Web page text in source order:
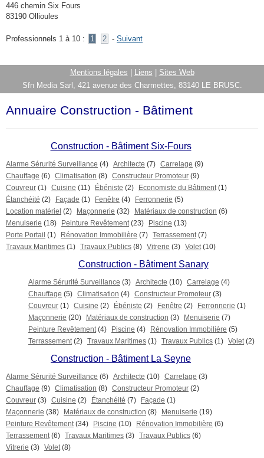
446 chemin Six Fours
83190 Ollioules
Professionnels 1 à 10 : 1 2 - Suivant
Mentions légales Liens
Sites Web
Sfn Media Sarl, 421 avenue des Charmettes, 83140 LE BRUSC.
Annuaire Construction - Bâtiment
Construction - Bâtiment Six-Fours
Alarme Sérurité Surveillance (4) Architecte (7) Carrelage (9)
Chauffage (6) Climatisation (8) Constructeur Promoteur (9)
Couvreur (1) Cuisine (11) Ébéniste (2) Economiste du Bâtiment (1)
Étanchéité (2) Façade (1) Fenêtre (4) Ferronnerie (5)
Location matériel (2) Maçonnerie (32) Matériaux de construction (6)
Menuiserie (18) Peinture Revêtement (23) Piscine (13)
Porte Portail (1) Rénovation Immobilière (7) Terrassement (7)
Travaux Maritimes (1) Travaux Publics (8) Vitrerie (3) Volet (10)
Construction - Bâtiment Sanary
Alarme Sérurité Surveillance (3) Architecte (10) Carrelage (4)
Chauffage (5) Climatisation (4) Constructeur Promoteur (3)
Couvreur (1) Cuisine (2) Ébéniste (2) Fenêtre (2) Ferronnerie (1)
Maçonnerie (20) Matériaux de construction (3) Menuiserie (7)
Peinture Revêtement (4) Piscine (4) Rénovation Immobilière (5)
Terrassement (2) Travaux Maritimes (1) Travaux Publics (1) Volet (2)
Construction - Bâtiment La Seyne
Alarme Sérurité Surveillance (6) Architecte (10) Carrelage (3)
Chauffage (9) Climatisation (8) Constructeur Promoteur (2)
Couvreur (3) Cuisine (2) Étanchéité (7) Façade (1)
Maçonnerie (38) Matériaux de construction (8) Menuiserie (19)
Peinture Revêtement (34) Piscine (10) Rénovation Immobilière (6)
Terrassement (6) Travaux Maritimes (3) Travaux Publics (6)
Vitrerie (3) Volet (8)